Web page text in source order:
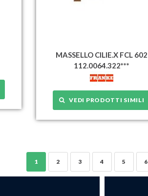
MASSELLO CILIE.X FCL 602
112.0064.322***
VEDI PRODOTTI SIMILI
1 2 3 4 5 6